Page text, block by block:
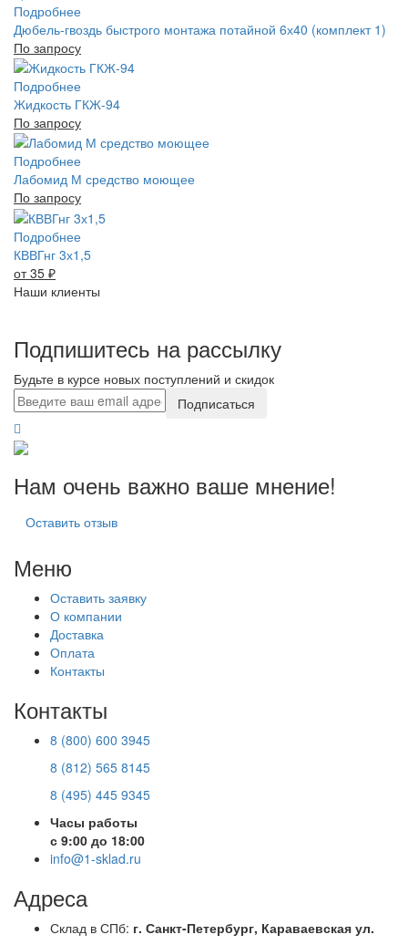
Подробнее
Дюбель-гвоздь быстрого монтажа потайной 6х40 (комплект 1)
По запросу
Подробнее
Жидкость ГКЖ-94
По запросу
Подробнее
Лабомид М средство моющее
По запросу
Подробнее
КВВГнг 3х1,5
от 35 ₽
Наши клиенты
Подпишитесь на рассылку
Будьте в курсе новых поступлений и скидок
Подписаться
Нам очень важно ваше мнение!
Оставить отзыв
Меню
Оставить заявку
О компании
Доставка
Оплата
Контакты
Контакты
8 (800) 600 3945
8 (812) 565 8145
8 (495) 445 9345
Часы работы
с 9:00 до 18:00
info@1-sklad.ru
Адреса
Склад в СПб: г. Санкт-Петербург, Караваевская ул.